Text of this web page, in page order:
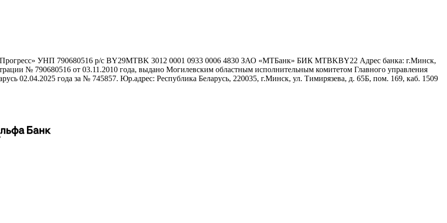
УНП 790680516 р/с BY29MTBK 3012 0001 0933 0006 4830 ЗАО «МТБанк» БИК MTBKBY22 Адрес банка: г.Минск,
№ 790680516 от 03.11.2010 года, выдано Могилевским областным исполнительным комитетом Главного управления
02.04.2025 года за № 745857. Юр.адрес: Республика Беларусь, 220035, г.Минск, ул. Тимирязева, д. 65Б, пом. 169, каб. 1509